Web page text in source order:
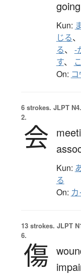
going
Kun:
じる、
る、 -
す、
On: コ
6 strokes. JLPT
2.
会
Kun:
る
On: カ
13 strokes. JLPT
6.
傷